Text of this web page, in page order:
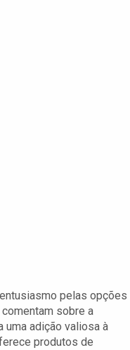
pelas opções
sobre a
adição valiosa à
produtos de